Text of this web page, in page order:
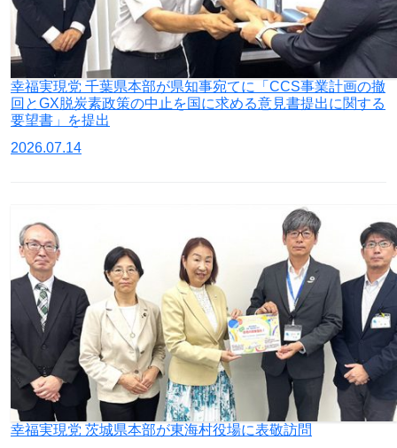
幸福実現党 千葉県本部が県知事宛てに「CCS事業計画の撤
回とGX脱炭素政策の中止を国に求める意見書提出に関する
要望書」を提出
2026.07.14
幸福実現党 茨城県本部が東海村役場に表敬訪問